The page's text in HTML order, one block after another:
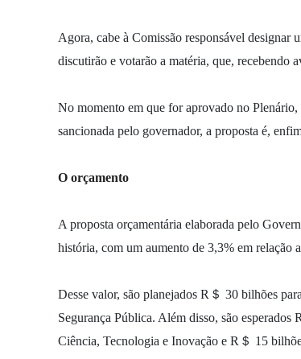
Agora, cabe à Comissão responsável designar
discutirão e votarão a matéria, que, recebendo
No momento em que for aprovado no
sancionada pelo governador, a proposta é,
O orçamento
A proposta orçamentária elaborada pelo
história, com um aumento de 3,3% em relação
Desse valor, são planejados R＄ 30 bilhões
Segurança Pública. Além disso, são
Ciência, Tecnologia e Inovação e R＄ 15